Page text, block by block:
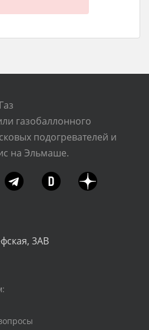
газобаллонного
подогревателей и
на Эльмаше.
3АВ